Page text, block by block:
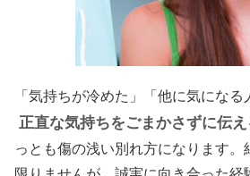
「気持ちが冷めた」「他に気になる
正直な気持ちをごまかさずに伝
っとも傷の浅い別れ方になります。